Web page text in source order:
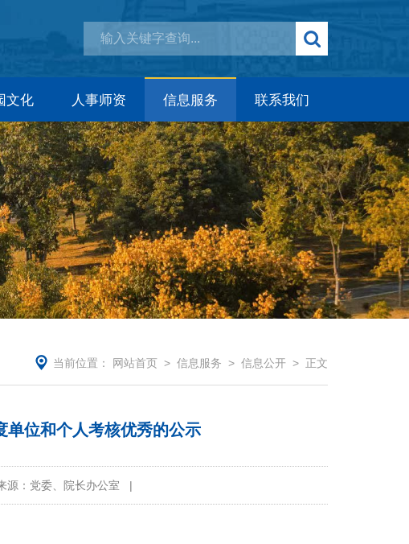
文化 人事师资 信息服务 联系我们
当前位置： 网站首页 >信息服务 >信息公开 > 正文
单位和个人考核优秀的公示
源：党委、院长办公室 |